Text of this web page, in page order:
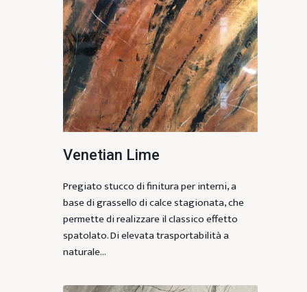
Venetian Lime
Pregiato stucco di finitura per interni, a
base di grassello di calce stagionata, che
permette di realizzare il classico effetto
spatolato. Di elevata trasportabilità a
naturale…